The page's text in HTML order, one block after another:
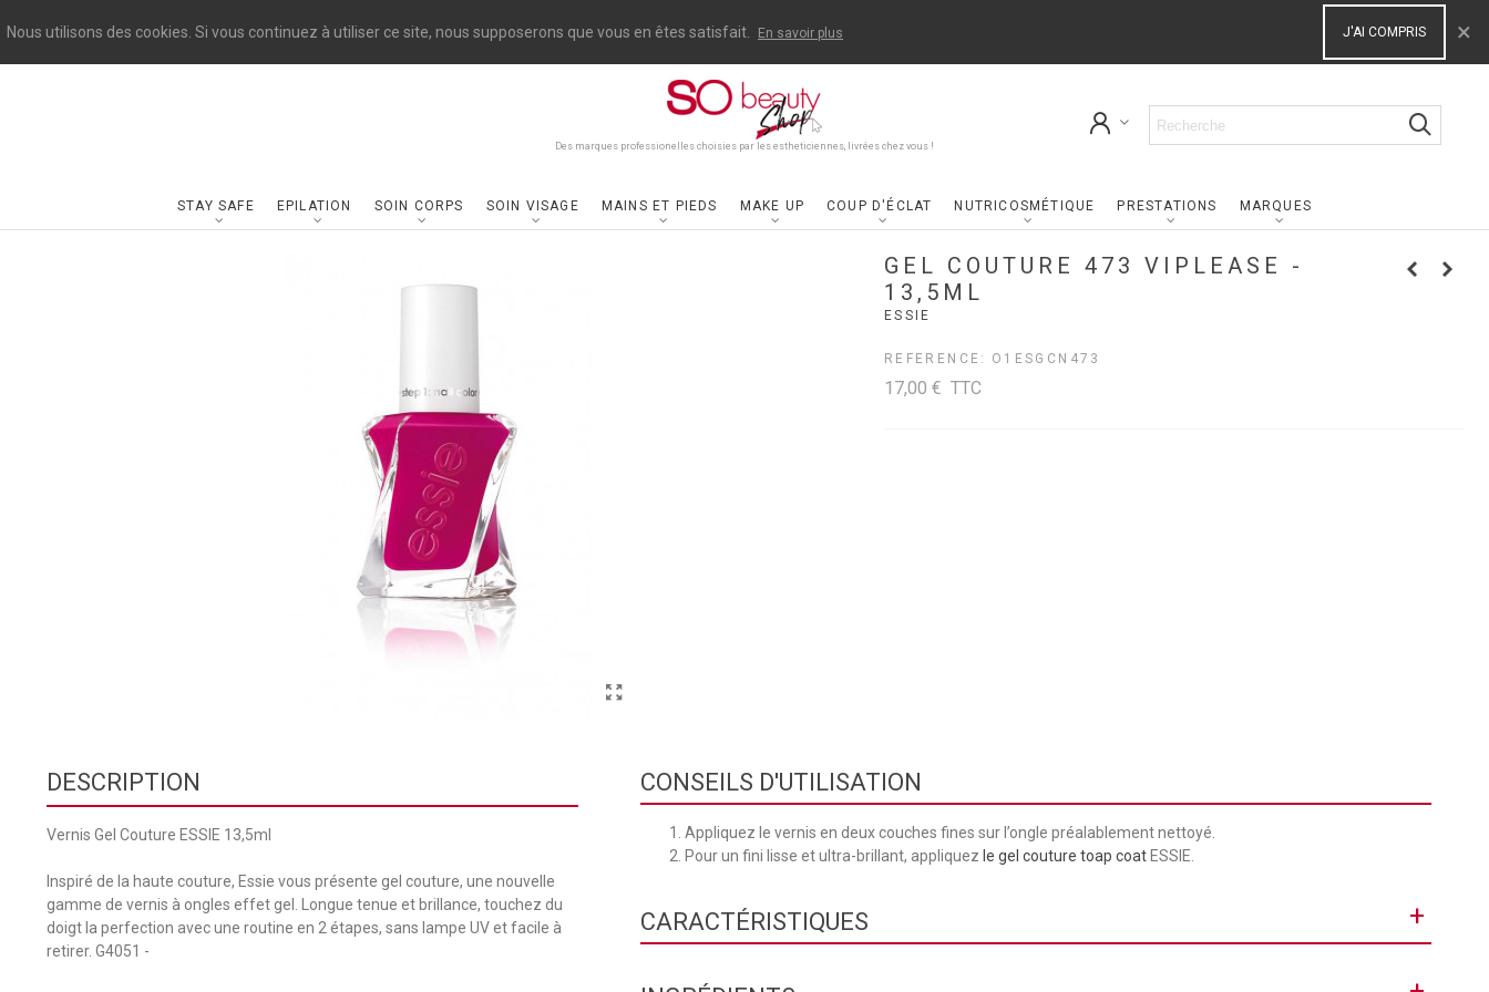
Nous utilisons des cookies. Si vous continuez à utiliser ce site, nous supposerons que vous en êtes satisfait. En savoir plus J'AI COMPRIS ×
Des marques professionelles choisies par les estheticiennes, livrées chez vous !
STAY SAFE EPILATION SOIN CORPS SOIN VISAGE MAINS ET PIEDS MAKE UP COUP D'ÉCLAT NUTRICOSMÉTIQUE PRESTATIONS MARQUES
GEL COUTURE 473 VIPLEASE -
13,5ML
ESSIE
REFERENCE: O1ESGCN473
17,00 € TTC
DESCRIPTION
Vernis Gel Couture ESSIE 13,5ml
Inspiré de la haute couture, Essie vous présente gel couture, une nouvelle
gamme de vernis à ongles effet gel. Longue tenue et brillance, touchez du
doigt la perfection avec une routine en 2 étapes, sans lampe UV et facile à
retirer. G4051 -
CONSEILS D'UTILISATION
Appliquez le vernis en deux couches fines sur l’ongle préalablement nettoyé.
Pour un fini lisse et ultra-brillant, appliquez le gel couture toap coat ESSIE.
CARACTÉRISTIQUES +
Collection